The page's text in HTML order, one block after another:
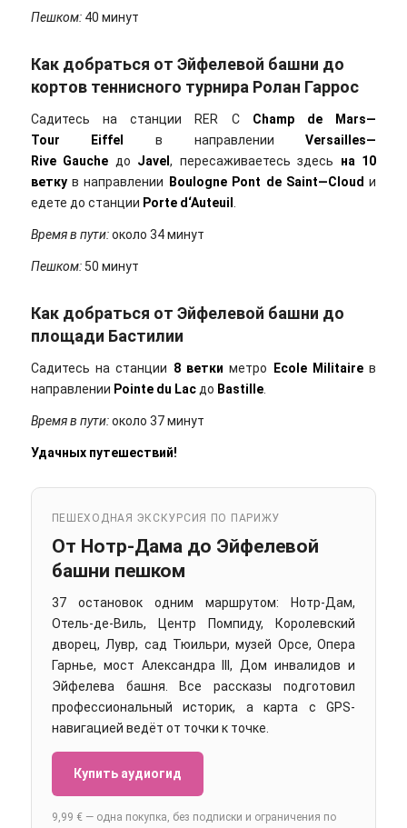
Пешком:40 минут
Как добраться от Эйфелевой башни до
кортов теннисного турнира Ролан Гаррос
Садитесь на станции RER C Champ de Mars—
Tour
Eiffel в направлении Versailles—
Rive Gauche до Javel, пересаживаетесь здесь на 10
ветку в направлении Boulogne Pont de Saint—Cloud и
едете до станции Porte d‘Auteuil .
Время в пути:около 34 минут
Пешком:50 минут
Как добраться от Эйфелевой башни до
площади Бастилии
Садитесь на станции 8 ветки метро Ecole Militaire в
направлении Pointe du Lacдо Bastille.
Время в пути:около 37 минут
Удачных путешествий!
ПЕШЕХОДНАЯ ЭКСКУРСИЯ ПО ПАРИЖУ
От Нотр-Дама до Эйфелевой
башни пешком
37 остановок одним маршрутом: Нотр-Дам,
Отель-де-Виль, Центр Помпиду, Королевский
дворец, Лувр, сад Тюильри, музей Орсе, Опера
Гарнье, мост Александра III, Дом инвалидов и
Эйфелева башня. Все рассказы подготовил
профессиональный историк, а карта с GPS-
навигацией ведёт от точки к точке.
Купить аудиогид
9,99 € — одна покупка, без подписки и ограничения по